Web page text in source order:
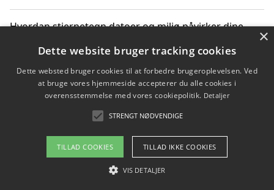
Hvordan stjernetegn datoer og miljø påvirker dine
Bæredygtige gadgets til en grønnere hverdag
Om / kontakt
Blog Betingelser
×
Dette website bruger tracking cookies
Dette websted bruger cookies til at forbedre brugeroplevelsen. Ved
at bruge vores hjemmeside accepterer du alle cookies i
overensstemmelse med vores cookiepolitik. Detaljer
STRENGT NØDVENDIGE
TILLAD COOKIES TILLAD IKKE COOKIES
VIS DETALJER